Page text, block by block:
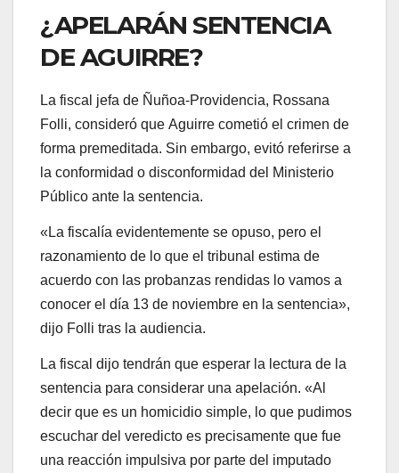
¿APELARÁN SENTENCIA
DE AGUIRRE?
La fiscal jefa de Ñuñoa-Providencia, Rossana
Folli, consideró que Aguirre cometió el crimen de
forma premeditada. Sin embargo, evitó referirse a
la conformidad o disconformidad del Ministerio
Público ante la sentencia.
«La fiscalía evidentemente se opuso, pero el
razonamiento de lo que el tribunal estima de
acuerdo con las probanzas rendidas lo vamos a
conocer el día 13 de noviembre en la sentencia»,
dijo Folli tras la audiencia.
La fiscal dijo tendrán que esperar la lectura de la
sentencia para considerar una apelación. «Al
decir que es un homicidio simple, lo que pudimos
escuchar del veredicto es precisamente que fue
una reacción impulsiva por parte del imputado